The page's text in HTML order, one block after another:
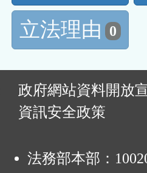
立法理由 0
政府網站資料開放
資訊安全政策
法務部本部：